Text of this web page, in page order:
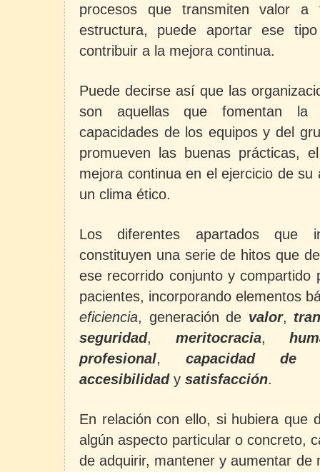
procesos que transmiten valor
estructura, puede aportar ese
contribuir a la mejora continua.
Puede decirse así que las
son aquellas que fomentan la
capacidades de los equipos y del
promueven las buenas prácticas,
mejora continua en el ejercicio de
un clima ético.
Los diferentes apartados que
constituyen una serie de hitos que
ese recorrido conjunto y compartido
pacientes, incorporando elementos
eficiencia, generación de valor,
seguridad, meritocracia,
profesional,capacidad de
accesibilidady satisfacción.
En relación con ello, si hubiera que
algún aspecto particular o concreto,
de adquirir, mantener y aumentar de